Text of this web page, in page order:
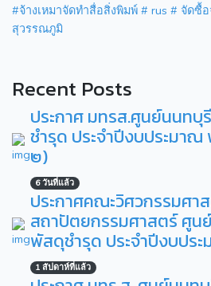
#จ้างเหมาจัดทำสื่อสิ่งพิมพ์ # rus # จัดซื้อ
สุวรรณภูมิ
Recent Posts
ประกาศ มทรส.ศูนย์นนทบุ
ชำรุด ประจำปีงบประมา
๒)
6 วันที่แล้ว
ประกาศคณะวิศวกรรมศา
สถาปัตยกรรมศาสตร์ ศูน
พัสดุชำรุด ประจำปีงบปร
1 สัปดาห์ที่แล้ว